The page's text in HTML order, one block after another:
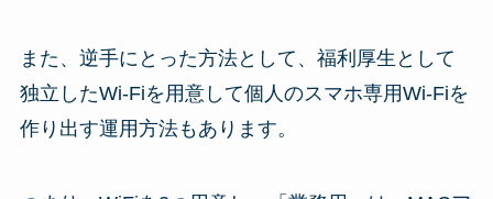
また、逆手にとった方法として、福利厚生として
独立したWi-Fiを用意して個人のスマホ専用Wi-Fiを
作り出す運用方法もあります。